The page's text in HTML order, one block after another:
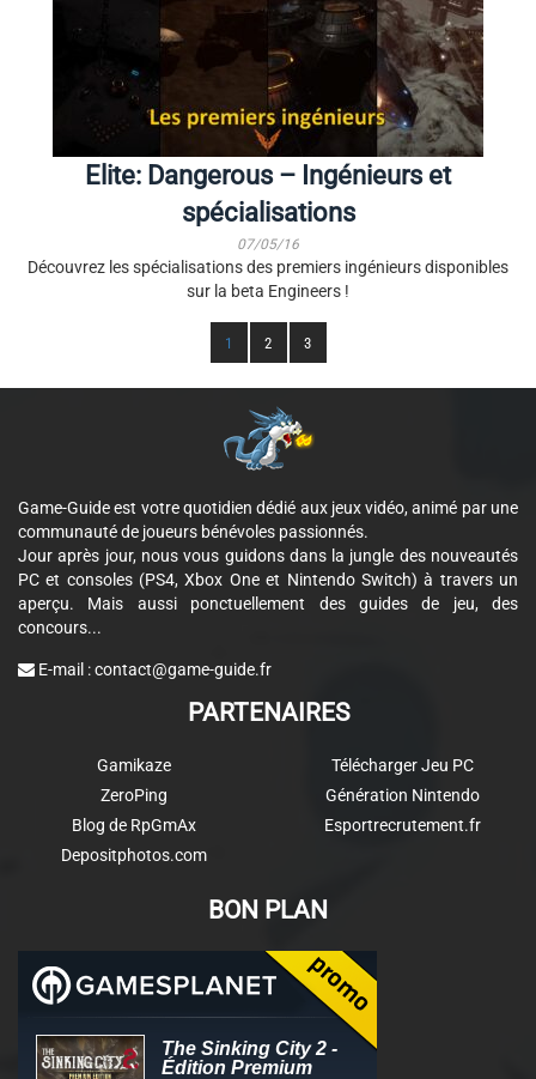
Elite: Dangerous – Ingénieurs et
spécialisations
07/05/16
Découvrez les spécialisations des premiers ingénieurs disponibles
sur la beta Engineers !
1 2 3
Game-Guide est votre quotidien dédié aux jeux vidéo, animé par une
communauté de joueurs bénévoles passionnés.
Jour après jour, nous vous guidons dans la jungle des nouveautés
PC et consoles (PS4, Xbox One et Nintendo Switch) à travers un
aperçu. Mais aussi ponctuellement des guides de jeu, des
concours...
E-mail :contact@game-guide.fr
PARTENAIRES
Gamikaze
ZeroPing
Blog de RpGmAx
Depositphotos.com
Télécharger Jeu PC
Génération Nintendo
Esportrecrutement.fr
BON PLAN